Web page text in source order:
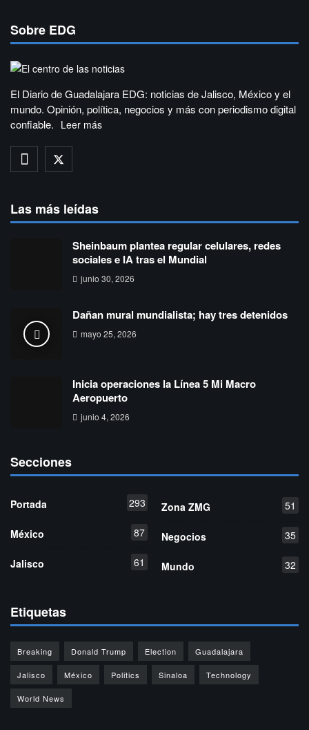
Sobre EDG
El Diario de Guadalajara EDG: noticias de Jalisco, México y el
mundo. Opinión, política, negocios y más con periodismo digital
confiable. Leer más
Las más leídas
Sheinbaum plantea regular celulares, redes
sociales e IA tras el Mundial
junio 30, 2026
Dañan mural mundialista; hay tres detenidos
mayo 25, 2026
Inicia operaciones la Línea 5 Mi Macro
Aeropuerto
junio 4, 2026
Secciones
Portada 293
México 87
Jalisco 61
Zona ZMG 51
Negocios 35
Mundo 32
Etiquetas
Breaking Donald Trump Election Guadalajara
Jalisco México Politics Sinaloa Technology
World News